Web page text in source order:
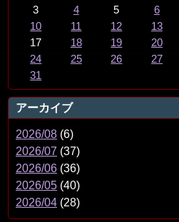
3
4 5 6
10
11 12 13
17
18 19 20
24
25 26 27
31
アーカイブ
2026/08 (6)
2026/07 (37)
2026/06 (36)
2026/05 (40)
2026/04 (28)